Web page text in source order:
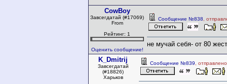
CowBoy
Завсегдатай (#17069)
From
Рейтинг: 1
Оценить сообщение!
Сообщение №838 ,
не мучай себя- от 80
K_Dmitrij
Завсегдатай
(#18826)
Харьков
Сообщение №839 ,